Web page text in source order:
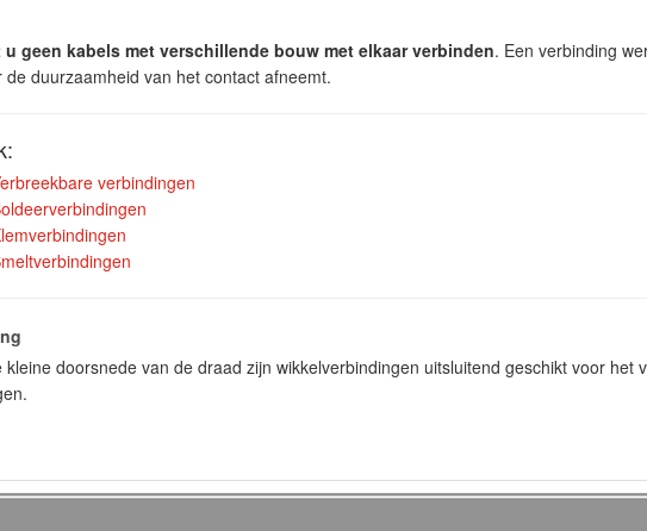
geen kabels met verschillende bouw met elkaar verbinden. Een verbinding
de duurzaamheid van het contact afneemt.
verbindingen
kleine doorsnede van de draad zijn wikkelverbindingen uitsluitend geschikt voor het